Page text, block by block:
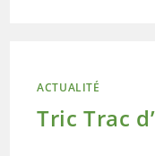
ACTUALITÉ
Tric Trac